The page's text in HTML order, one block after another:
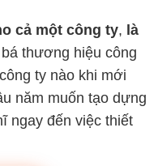
cả một công ty, là
thương hiệu công
ty nào khi mới
năm muốn tạo dựng
ngay đến việc thiết